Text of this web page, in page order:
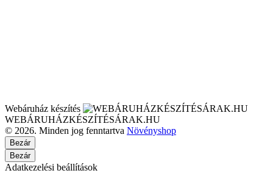
Webáruház készítés
WEBÁRUHÁZKÉSZÍTÉSÁRAK.HU
© 2026. Minden jog fenntartva Növényshop
Bezár
Bezár
Adatkezelési beállítások